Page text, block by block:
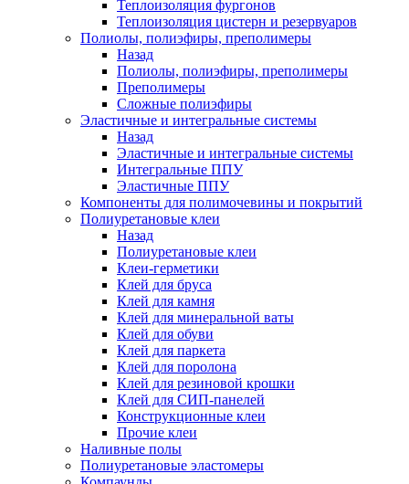
Теплоизоляция фургонов
Теплоизоляция цистерн и резервуаров
Полиолы, полиэфиры, преполимеры
Назад
Полиолы, полиэфиры, преполимеры
Преполимеры
Сложные полиэфиры
Эластичные и интегральные системы
Назад
Эластичные и интегральные системы
Интегральные ППУ
Эластичные ППУ
Компоненты для полимочевины и покрытий
Полиуретановые клеи
Назад
Полиуретановые клеи
Клеи-герметики
Клей для бруса
Клей для камня
Клей для минеральной ваты
Клей для обуви
Клей для паркета
Клей для поролона
Клей для резиновой крошки
Клей для СИП-панелей
Конструкционные клеи
Прочие клеи
Наливные полы
Полиуретановые эластомеры